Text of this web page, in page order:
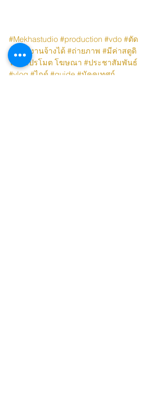
#Mekhastudio #production #vdo #ตัด
ต่อ
#มีงานจ้างได้ #ถ่ายภาพ #มีค่าสตูดิ
โอ
#โปรโมต โฆษณา #ประชาสัมพันธ
#vlog #ไกด #guide #มัคคุเทศก์